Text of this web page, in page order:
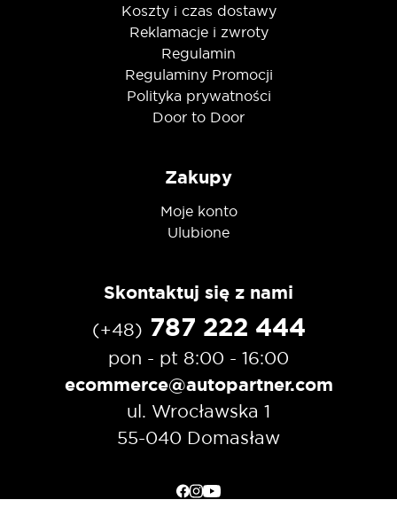
Koszty i czas dostawy
Reklamacje i zwroty
Regulamin
Regulaminy Promocji
Polityka prywatności
Door to Door
Zakupy
Moje konto
Ulubione
Skontaktuj się z nami
(+48) 787 222 444
pon - pt 8:00 - 16:00
ecommerce@autopartner.com
ul. Wrocławska 1
55-040 Domasław